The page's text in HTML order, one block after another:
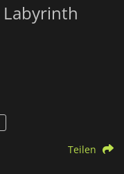
Labyrinth
Teilen